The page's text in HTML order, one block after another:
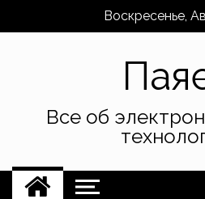
Воскресенье,
Все об